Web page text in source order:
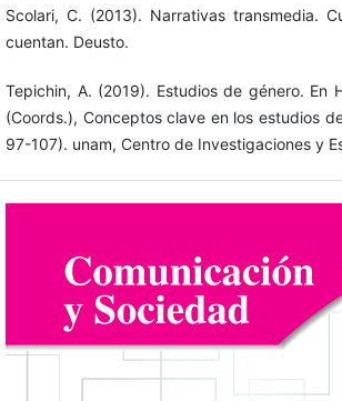
Scolari, C. (2013). Narrativas transmedia.
cuentan. Deusto.
Tepichin, A. (2019). Estudios de género. En
(Coords.), Conceptos clave en los estudios
97-107). unam, Centro de Investigaciones y